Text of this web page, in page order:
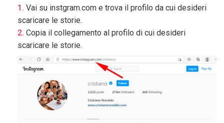
Vai su instgram.com e trova il profilo da cui desideri
scaricare le storie.
Copia il collegamento al profilo di cui desideri
scaricare le storie.